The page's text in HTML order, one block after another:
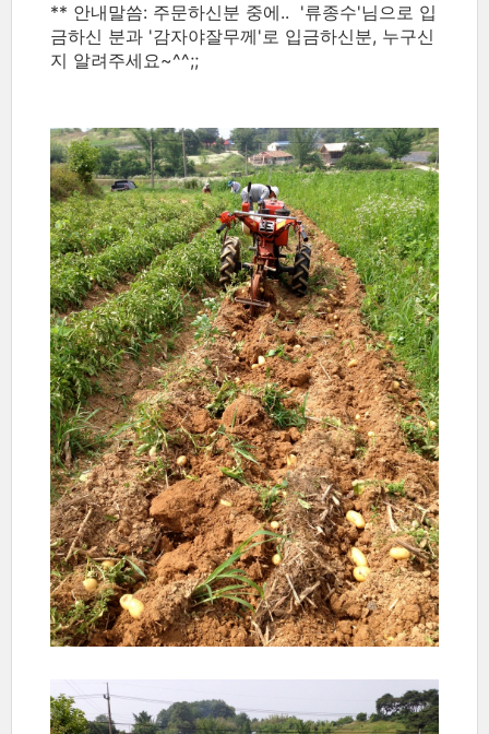
** 안내말씀: 주문하신분 중에.. '류종수'님으로 입
금하신 분과 '감자야잘무께'로 입금하신분, 누구신
지 알려주세요~^^;;